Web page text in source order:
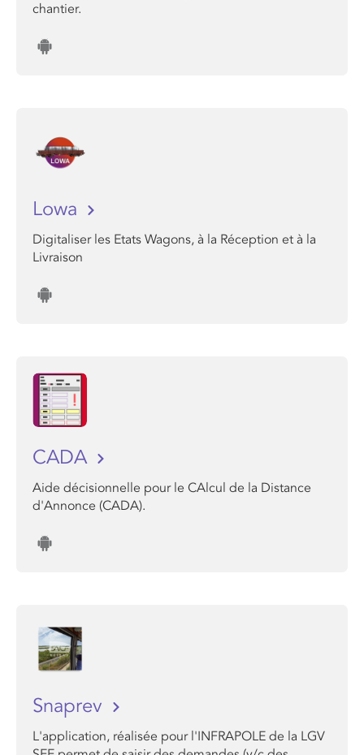
chantier.
Lowa
Digitaliser les Etats Wagons, à la Réception et à la
Livraison
CADA
Aide décisionnelle pour le CAlcul de la Distance
d'Annonce (CADA).
Snaprev
L'application, réalisée pour l'INFRAPOLE de la LGV